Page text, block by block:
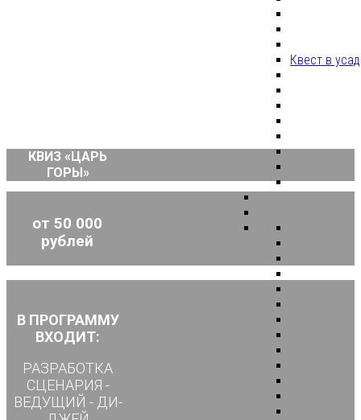
Квест в
КВИЗ «ЦАРЬ
ГОРЫ»
от 50 000
рублей
В ПРОГРАММУ
ВХОДИТ:
РАЗРАБОТКА
СЦЕНАРИЯ -
ВЕДУЩИЙ - ДИ-